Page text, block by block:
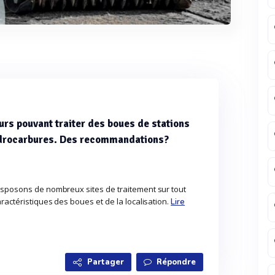
pouvant traiter des boues de stations
Des recommandations?
de nombreux sites de traitement sur tout
des boues et de la localisation.Lire
Partager Répondre